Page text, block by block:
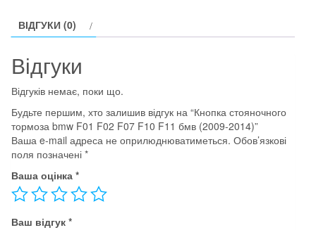
F07
F11
(2009-
2014)
кількість
ВІДГУКИ (0)
Відгуки
Відгуків немає, поки що.
Будьте першим, хто залишив відгук на “Кнопка стояночного
тормоза bmw F01 F02 F07 F10 F11 бмв (2009-2014)”
Ваша e-mail адреса не оприлюднюватиметься. Обов’язкові
поля позначені *
Ваша оцінка *
Ваш відгук *